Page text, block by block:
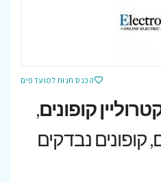
הכנס חנות למועדפים
,
קופונים נבדקים